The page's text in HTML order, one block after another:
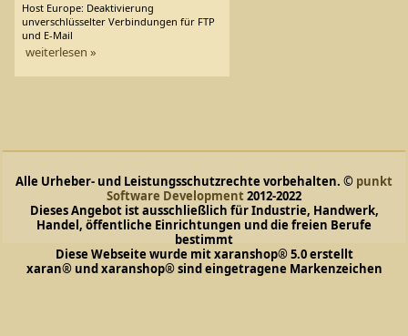
Host Europe: Deaktivierung
unverschlüsselter Verbindungen für FTP
und E-Mail
weiterlesen »
Alle Urheber- und Leistungsschutzrechte vorbehalten. © punkt
Software Development2012-2022
Dieses Angebot ist ausschließlich für Industrie, Handwerk,
Handel, öffentliche Einrichtungen und die freien Berufe
bestimmt
Diese Webseite wurde mit xaranshop® 5.0 erstellt
xaran® und xaranshop® sind eingetragene Markenzeichen